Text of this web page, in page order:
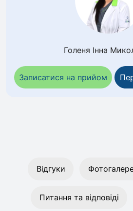
Голеня Інна
Записатися на прийом
Відгуки
Питання та відповіді